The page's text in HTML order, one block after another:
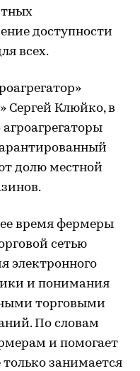
доступности
всех.
Сергей Клюйко, в
долю местной
время фермеры
сетью
электронного
и понимания
торговыми
По словам
и помогает
только занимается